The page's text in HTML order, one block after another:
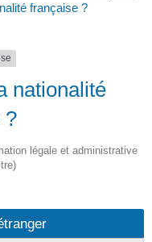
française ?
nationalité
?
légale et administrative